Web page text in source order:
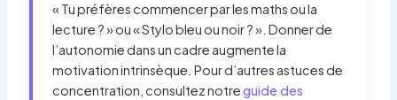
« Tu préfères commencer par les maths ou la
lecture ? » ou « Stylo bleu ou noir ? ». Donner de
l’autonomie dans un cadre augmente la
motivation intrinsèque. Pour d’autres astuces de
concentration, consultez notreguide des